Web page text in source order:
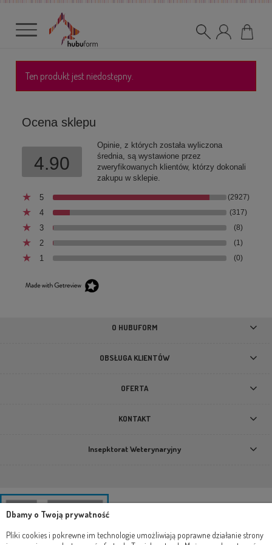
Ten produkt jest niedostępny.
Ocena sklepu
4.90
Opinie, z których została wyliczona
średnia, są wystawione przez
zweryfikowanych klientów, którzy dokonali
zakupu w sklepie.
5 (2927)
4 (317)
3 (8)
2 (1)
1 (0)
O HUBUFORM
OBSŁUGA KLIENTÓW
OFERTA
KONTAKT
Insepktorat Weterynaryjny
Dbamy o Twoją prywatność
Pliki cookies i pokrewne im technologie umożliwiają poprawne działanie strony